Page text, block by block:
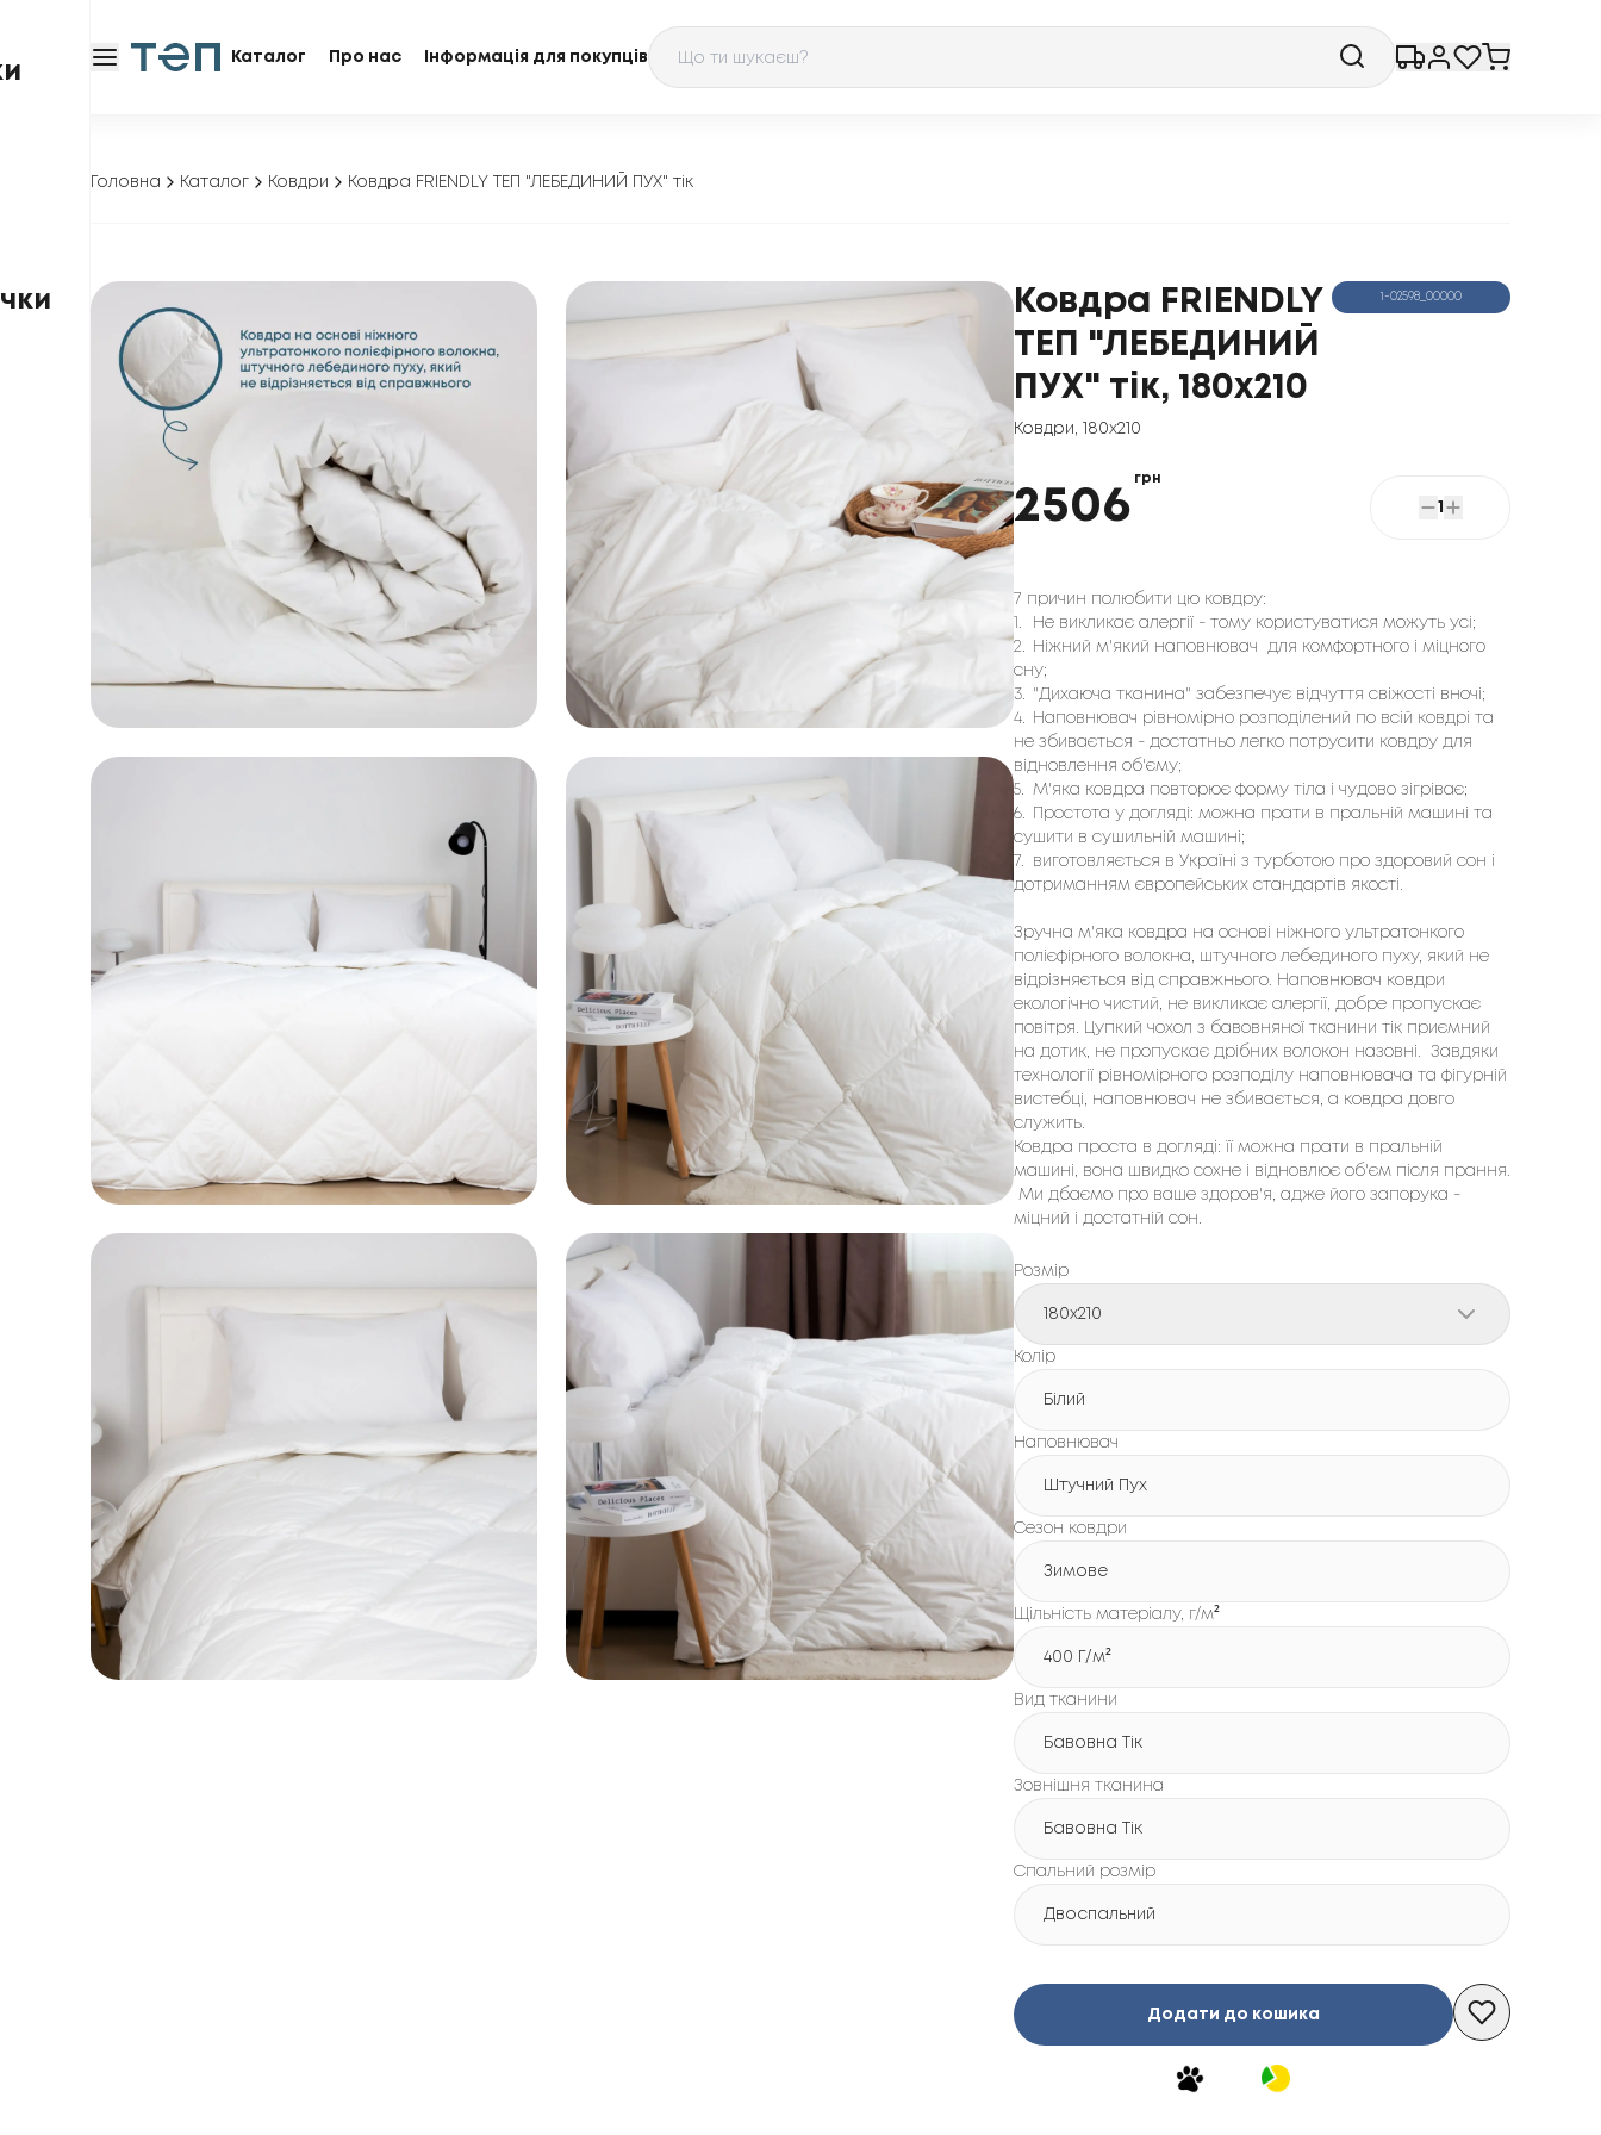
Каталог Про нас Інформація для покупців
Головна Каталог Ковдри Ковдра FRIENDLY ТЕП "ЛЕБЕДИНИЙ ПУХ" тік
Ковдра FRIENDLY
ТЕП "ЛЕБЕДИНИЙ
ПУХ" тік, 180x210
Ковдри 180x210
1-02598_00000
2506
грн
1
7 причин полюбити цю ковдру:
Не викликає алергії - тому користуватися можуть усі;
2.
Ніжний м'який наповнювач для комфортного і міцного
сну;
3.
"Дихаюча тканина" забезпечує відчуття свіжості вночі;
4.
Наповнювач рівномірно розподілений по всій ковдрі та
не збивається - достатньо легко потрусити ковдру для
відновлення об'єму;
5.
М'яка ковдра повторює форму тіла і чудово зігріває;
6.
Простота у догляді: можна прати в пральній машині та
сушити в сушильній машині;
7.
виготовляється в Україні з турботою про здоровий сон і
дотриманням європейських стандартів якості.
Зручна м'яка ковдра на основі ніжного ультратонкого
полієфірного волокна, штучного лебединого пуху, який не
відрізняється від справжнього. Наповнювач ковдри
екологічно чистий, не викликає алергії, добре пропускає
повітря. Цупкий чохол з бавовняної тканини тік приємний
на дотик, не пропускає дрібних волокон назовні. Завдяки
технології рівномірного розподілу наповнювача та фігурній
вистебці, наповнювач не збивається, а ковдра довго
служить.
Ковдра проста в догляді: її можна прати в пральній
машині, вона швидко сохне і відновлює об'єм після прання.
Ми дбаємо про ваше здоров'я, адже його запорука -
міцний і достатній сон.
Розмір
180x210
Колір
Білий
Наповнювач
Штучний Пух
Сезон ковдри
Зимове
Щільність матеріалу, г/м²
400 Г/м²
Вид тканини
Бавовна Тік
Зовнішня тканина
Бавовна Тік
Спальний розмір
Двоспальний
Додати до кошика